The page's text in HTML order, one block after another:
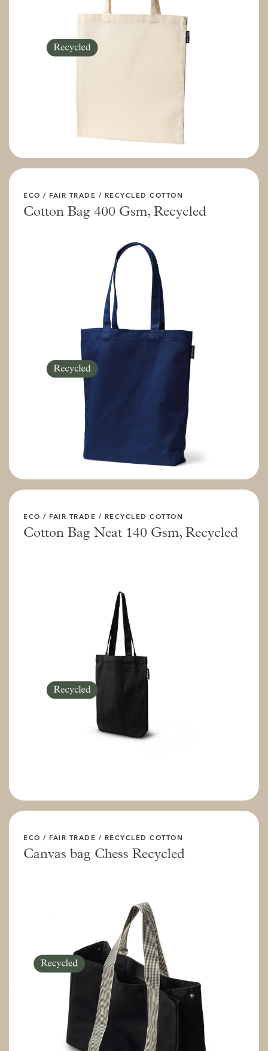
ECO / FAIR TRADE / RECYCLED COTTON
Cotton Bag 400 Gsm, Recycled
ECO / FAIR TRADE / RECYCLED COTTON
Cotton Bag Neat 140 Gsm, Recycled
ECO / FAIR TRADE / RECYCLED COTTON
Canvas bag Chess Recycled